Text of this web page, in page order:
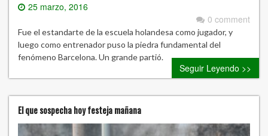
25 marzo, 2016
0 comment
Fue el estandarte de la escuela holandesa como jugador, y
luego como entrenador puso la piedra fundamental del
fenómeno Barcelona. Un grande partió.
Seguir Leyendo >>
El que sospecha hoy festeja mañana